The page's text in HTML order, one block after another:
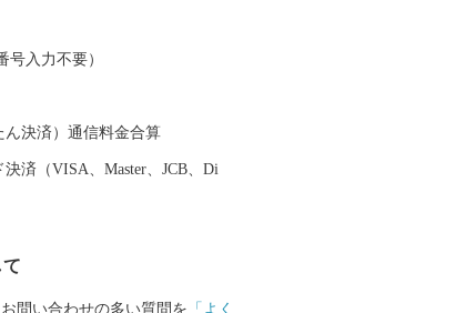
号入力不要）
ん決済）通信料金合算
済（VISA、Master、JCB、Di
問い合わせの多い質問を 「よく